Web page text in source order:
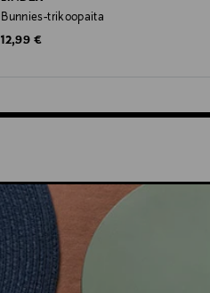
Bunnies-trikoopaita
Original Price
12,99 €